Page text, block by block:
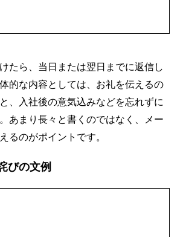
たら、当日または翌日までに返信し
的な内容としては、お礼を伝えるの
、入社後の意気込みなどを忘れずに
あまり長々と書くのではなく、メー
るのがポイントです。
びの文例